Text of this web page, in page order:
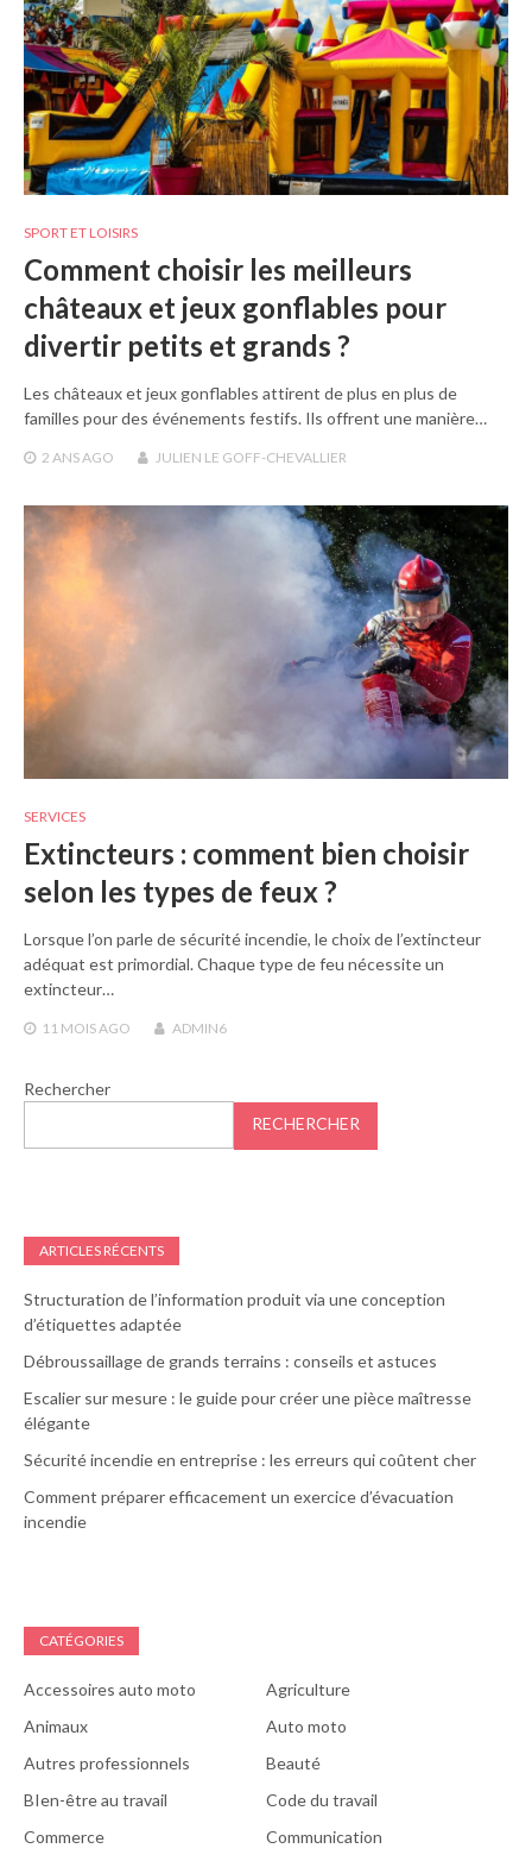
SPORT ET LOISIRS
Comment choisir les meilleurs
châteaux et jeux gonflables pour
divertir petits et grands ?
Les châteaux et jeux gonflables attirent de plus en plus de
familles pour des événements festifs. Ils offrent une manière…
2 ANSAGO JULIEN LE GOFF-CHEVALLIER
SERVICES
Extincteurs : comment bien choisir
selon les types de feux ?
Lorsque l’on parle de sécurité incendie, le choix de l’extincteur
adéquat est primordial. Chaque type de feu nécessite un
extincteur…
11 MOISAGO ADMIN6
Rechercher
RECHERCHER
ARTICLES RÉCENTS
Structuration de l’information produit via une conception
d’étiquettes adaptée
Débroussaillage de grands terrains : conseils et astuces
Escalier sur mesure : le guide pour créer une pièce maîtresse
élégante
Sécurité incendie en entreprise : les erreurs qui coûtent cher
Comment préparer efficacement un exercice d’évacuation
incendie
CATÉGORIES
Accessoires auto moto
Agriculture
Animaux
Auto moto
Autres professionnels
Beauté
BIen-être au travail
Code du travail
Commerce
Communication